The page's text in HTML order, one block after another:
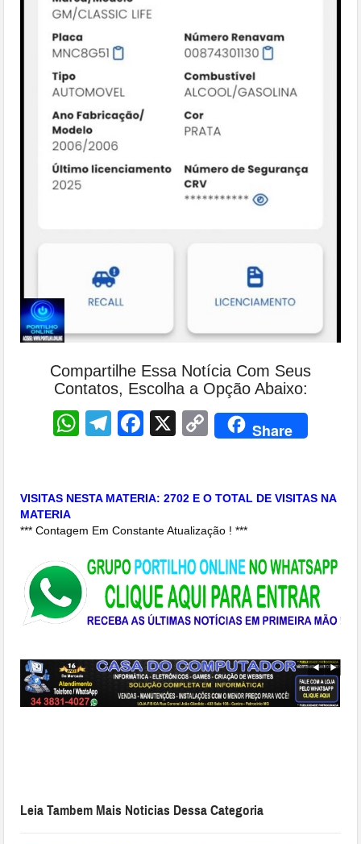
Compartilhe Essa Notícia Com Seus
Contatos, Escolha a Opção Abaixo:
WhatsApp
Telegram
Facebook
X CopyShare
VISITAS NESTA MATERIA: 2702 E O TOTAL DE VISITAS NA
MATERIA
*** Contagem Em Constante Atualização ! ***
Leia Tambem Mais Noticias Dessa Categoria